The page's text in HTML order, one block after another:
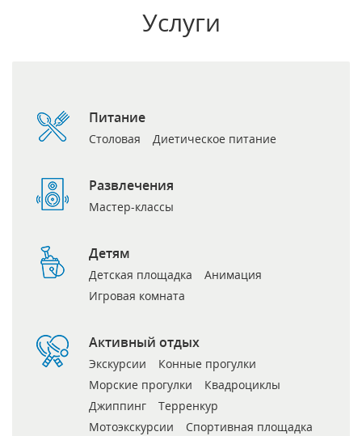
Услуги
Питание
Столовая Диетическое питание
Развлечения
Мастер-классы
Детям
Детская площадка
Анимация
Игровая комната
Активный отдых
Экскурсии
Конные прогулки
Морские прогулки
Квадроциклы
Джиппинг
Терренкур
Мотоэкскурсии
Спортивная площадка